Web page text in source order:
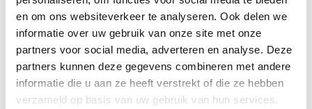
en om ons websiteverkeer te analyseren. Ook delen we
informatie over uw gebruik van onze site met onze
partners voor social media, adverteren en analyse. Deze
partners kunnen deze gegevens combineren met andere
informatie die u aan ze heeft verstrekt of die ze hebben
verzameld op basis van uw gebruik van hun services.
Kenmerken
OVERDRACHT